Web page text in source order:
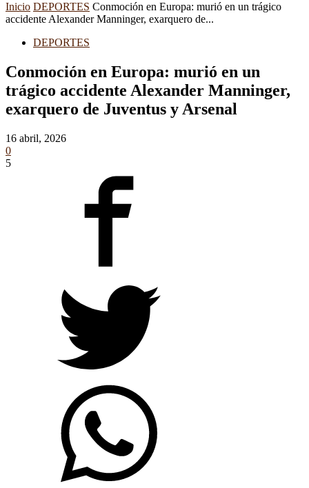
Inicio DEPORTES Conmoción en Europa: murió en un trágico
accidente Alexander Manninger, exarquero de...
DEPORTES
Conmoción en Europa: murió en un
trágico accidente Alexander Manninger,
exarquero de Juventus y Arsenal
16 abril, 2026
0
5